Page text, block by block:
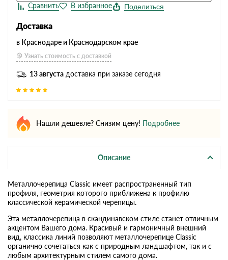
Поделиться
Доставка
в Краснодаре и Краснодарском крае
Узнать стоимость с доставкой
13 августа доставка при заказе сегодня
Нашли дешевле? Снизим цену! Подробнее
Описание
Металлочерепица Classic имеет распространенный тип
профиля, геометрия которого приближена к профилю
классической керамической черепицы.
Эта металлочерепица в скандинавском стиле станет отличным
акцентом Вашего дома. Красивый и гармоничный внешний
вид, классика линий позволяют металлочерепице Classic
органично сочетаться как с природным ландшафтом, так и с
любым архитектурным стилем самого дома.